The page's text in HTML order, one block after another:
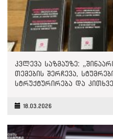
კვლევა საზმაუზე:
თემების შერჩევა,
სტრუქტურირება და
პოლიტიკასა და
18.03.2026